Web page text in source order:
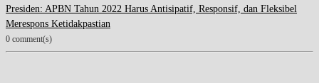
Presiden: APBN Tahun 2022 Harus Antisipatif, Responsif, dan Fleksibel
Merespons Ketidakpastian
0 comment(s)